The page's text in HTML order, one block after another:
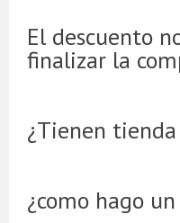
El descuento
finalizar la
¿Tienen
¿como hago